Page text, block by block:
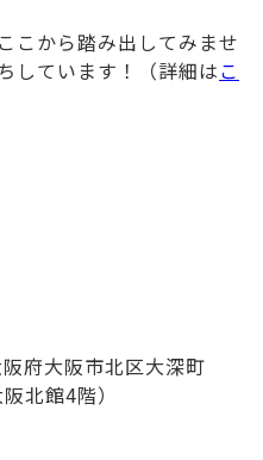
こから踏み出してみませ
しています！（詳細はこ
府大阪市北区大深町
北館4階）